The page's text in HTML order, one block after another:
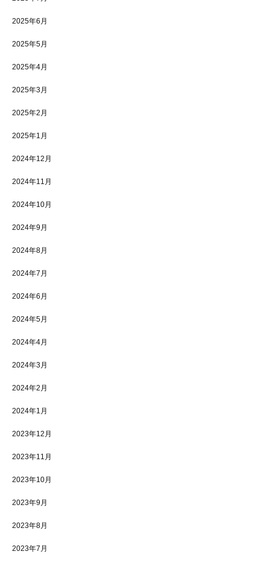
2025年6月
2025年5月
2025年4月
2025年3月
2025年2月
2025年1月
2024年12月
2024年11月
2024年10月
2024年9月
2024年8月
2024年7月
2024年6月
2024年5月
2024年4月
2024年3月
2024年2月
2024年1月
2023年12月
2023年11月
2023年10月
2023年9月
2023年8月
2023年7月